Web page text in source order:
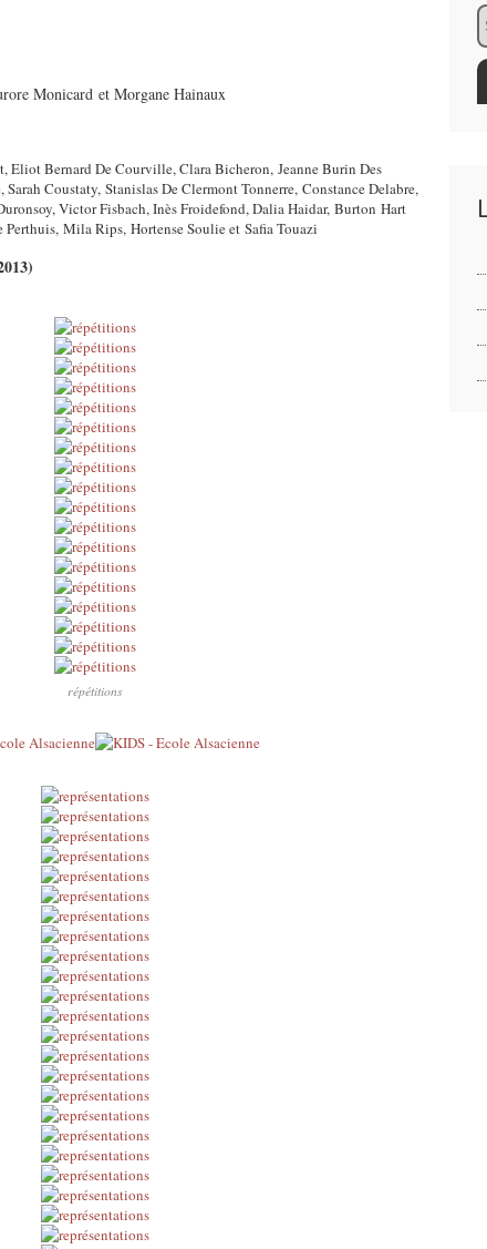
Monicard et Morgane Hainaux
Eliot Bernard De Courville, Clara Bicheron, Jeanne Burin Des
Sarah Coustaty, Stanislas De Clermont Tonnerre, Constance Delabre,
Victor Fisbach, Inès Froidefond, Dalia Haidar, Burton Hart
Perthuis, Mila Rips, Hortense Soulie et Safia Touazi
répétitions